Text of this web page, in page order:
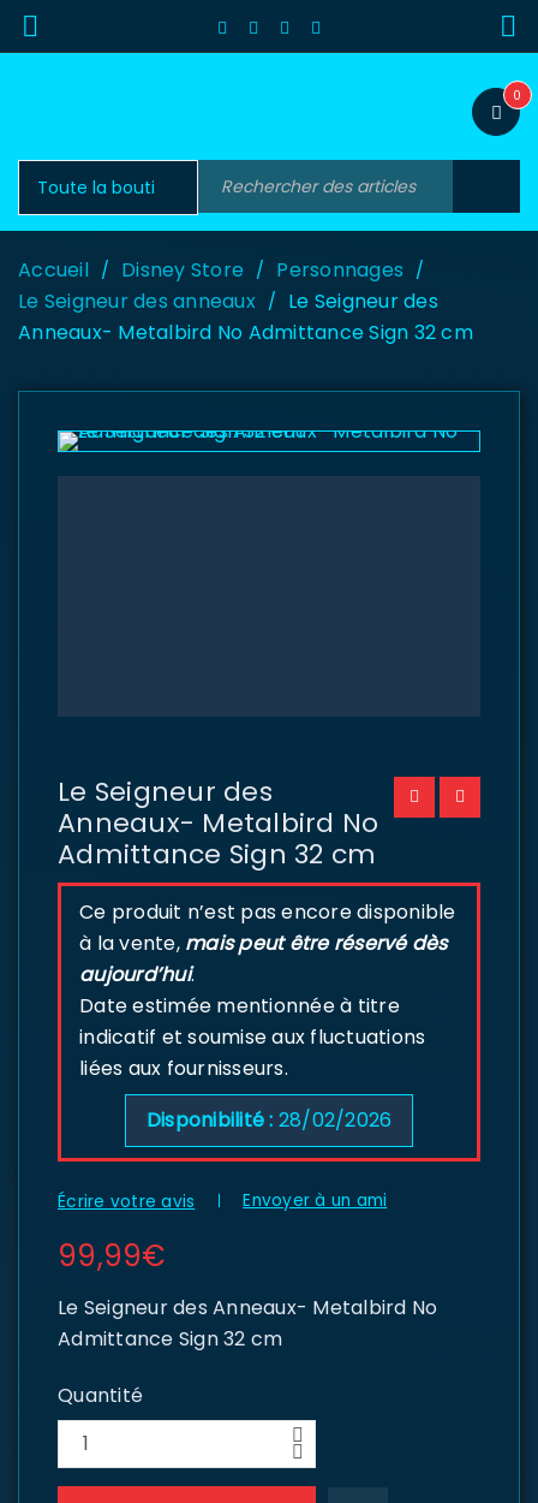
0
Accueil / Disney Store / Personnages /
Le Seigneur des anneaux / Le Seigneur des
Anneaux- Metalbird No Admittance Sign 32 cm
Le Seigneur des
Anneaux- Metalbird No
Admittance Sign 32 cm
Ce produit n’est pas encore disponible
à la vente, mais peut être réservé dès
aujourd’hui.
Date estimée mentionnée à titre
indicatif et soumise aux fluctuations
liées aux fournisseurs.
Disponibilité : 28/02/2026
Écrire votre avis Envoyer à un ami
99,99€
Le Seigneur des Anneaux- Metalbird No
Admittance Sign 32 cm
Quantité